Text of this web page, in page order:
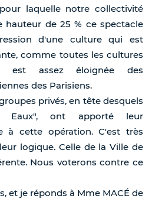
laquelle notre collectivité
hauteur de 25 % ce spectacle
d'une culture qui est
comme toutes les cultures
est assez éloignée des
des Parisiens.
privés, en tête desquels
Eaux", ont apporté leur
à cette opération. C'est très
logique. Celle de la Ville de
Nous voterons contre ce
et je réponds à Mme MACÉ de